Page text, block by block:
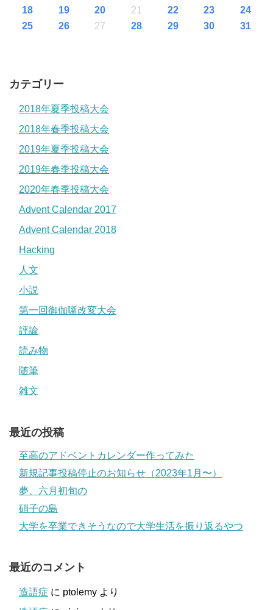
18
19 20 21 22 23
24
25
26 27 28 29 30 31
カテゴリー
2018年夏季投稿大会
2018年春季投稿大会
2019年夏季投稿大会
2019年春季投稿大会
2020年春季投稿大会
Advent Calendar 2017
Advent Calendar 2018
Hacking
人文
小説
第一回御伽噺改変大会
評論
読み物
随筆
雑文
最近の投稿
至高のアドベントカレンダー作ってみた
新規記事投稿停止のお知らせ（2023年1月〜）
夢、六月初旬の
硝子の島
大学を卒業できそうなので大学生活を振り返るやつ
最近のコメント
造語症 に ptolemy より